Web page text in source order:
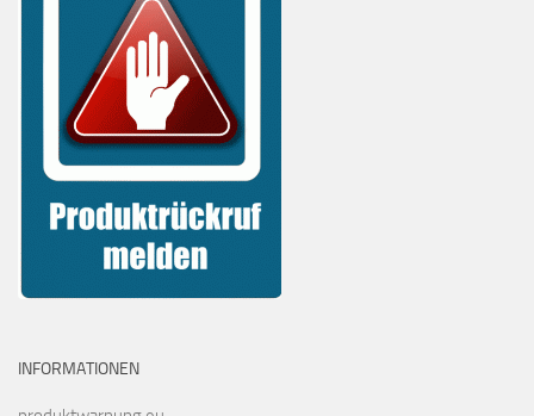
INFORMATIONEN